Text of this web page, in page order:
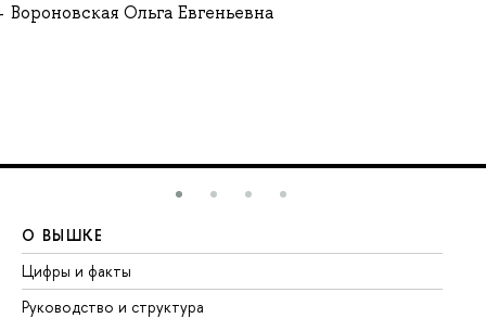
Вороновская Ольга Евгеньевна
О ВЫШКЕ
Цифры и факты
Руководство и структура